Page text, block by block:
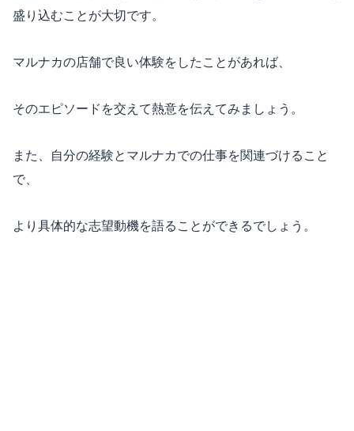
盛り込むことが大切です。
マルナカの店舗で良い体験をしたことがあれば、
そのエピソードを交えて熱意を伝えてみましょう。
また、自分の経験とマルナカでの仕事を関連づけること
で、
より具体的な志望動機を語ることができるでしょう。